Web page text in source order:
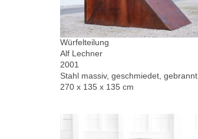
Würfelteilung
Alf Lechner
2001
Stahl massiv, geschmiedet, gebrannt
270 x 135 x 135 cm